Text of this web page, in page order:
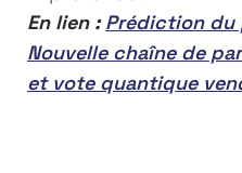
En lien :Prédiction du
Nouvelle chaîne de
et vote quantique